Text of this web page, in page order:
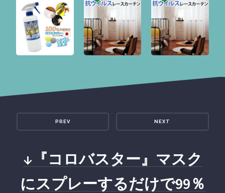
PREV NEXT
↓『コロバスター』マスク
にスプレーするだけで99％